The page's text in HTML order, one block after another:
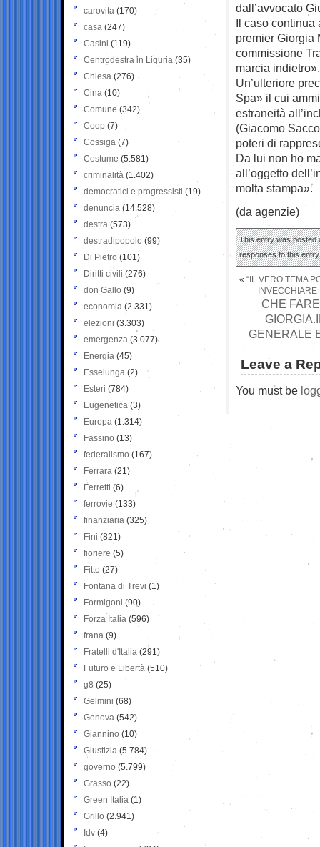
dall’avvocato
Il caso continua
premier Giorgia
commissione
marcia indietro».
Un’ulteriore
Spa» il cui
estraneità
(Giacomo
poteri di
Da lui non ho
all’oggetto
molta stampa».
(da agenzie)
This entry was posted
responses to this
« “IL VERO TEMA
CHE
GENERALE
Leave a
You must be
carovita (170)
casa (247)
Casini (119)
Centrodestra in Liguria (35)
Chiesa (276)
Cina (10)
Comune (342)
Coop (7)
Cossiga (7)
Costume (5.581)
criminalità (1.402)
democratici e progressisti (19)
denuncia (14.528)
destra (573)
destradipopolo (99)
Di Pietro (101)
Diritti civili (276)
don Gallo (9)
economia (2.331)
elezioni (3.303)
emergenza (3.077)
Energia (45)
Esselunga (2)
Esteri (784)
Eugenetica (3)
Europa (1.314)
Fassino (13)
federalismo (167)
Ferrara (21)
Ferretti (6)
ferrovie (133)
finanziaria (325)
Fini (821)
fioriere (5)
Fitto (27)
Fontana di Trevi (1)
Formigoni (90)
Forza Italia (596)
frana (9)
Fratelli d'Italia (291)
Futuro e Libertà (510)
g8 (25)
Gelmini (68)
Genova (542)
Giannino (10)
Giustizia (5.784)
governo (5.799)
Grasso (22)
Green Italia (1)
Grillo (2.941)
Idv (4)